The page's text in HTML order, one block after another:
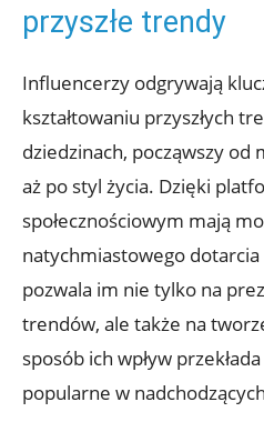
przyszłe trendy
Influencerzy odgrywają
kształtowaniu przyszłych
dziedzinach, począwszy od
aż po styl życia. Dzięki
społecznościowym mają
natychmiastowego
pozwala im nie tylko na
trendów, ale także na
sposób ich wpływ
popularne w